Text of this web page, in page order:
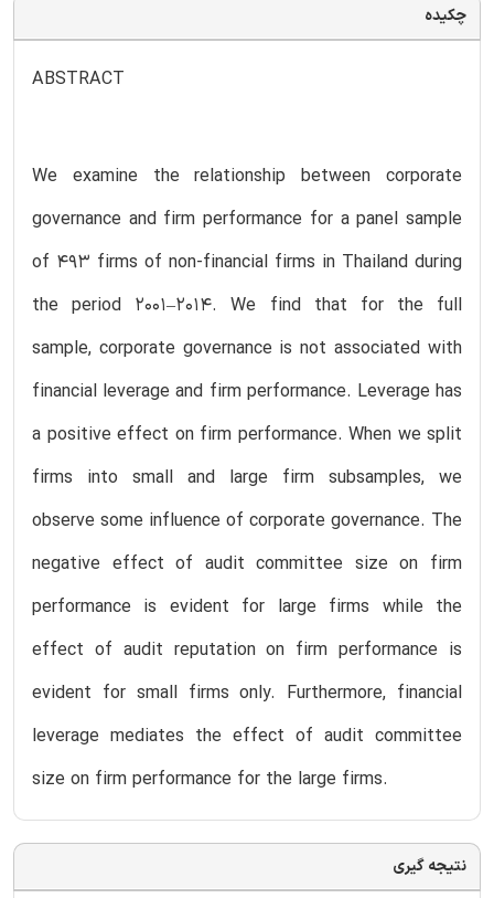
چکیده
ABSTRACT
We examine the relationship between corporate
governance and firm performance for a panel sample
of 493 firms of non-financial firms in Thailand during
the period 2001–2014. We find that for the full
sample, corporate governance is not associated with
financial leverage and firm performance. Leverage has
a positive effect on firm performance. When we split
firms into small and large firm subsamples, we
observe some influence of corporate governance. The
negative effect of audit committee size on firm
performance is evident for large firms while the
effect of audit reputation on firm performance is
evident for small firms only. Furthermore, financial
leverage mediates the effect of audit committee
size on firm performance for the large firms.
نتیجه گیری